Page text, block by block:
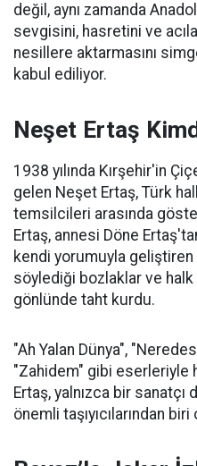
değil, aynı zamanda
sevgisini, hasretini ve
nesillere aktarmasını
kabul ediliyor.
Neşet Ertaş
1938 yılında Kırşehir'in
gelen Neşet Ertaş, Türk
temsilcileri arasında
Ertaş, annesi Döne
kendi yorumuyla geliştiren
söylediği bozlaklar ve
gönlünde taht kurdu.
"Ah Yalan Dünya",
"Zahidem" gibi eserleriyle
Ertaş, yalnızca bir
önemli taşıyıcılarından